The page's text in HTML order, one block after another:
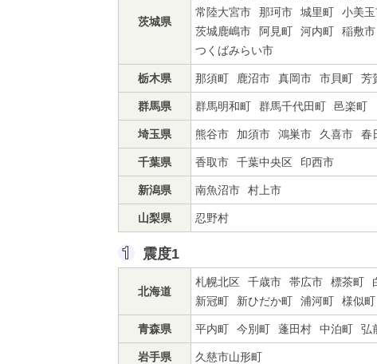
茨城県
常陸大宮市
那珂市 城里町 小美
茨城鹿嶋市
阿見町 河内町 稲敷市
つくばみらい市
栃木県 那須町 鹿沼市 真岡市 市貝町 芳
群馬県 群馬明和町 群馬千代田町 邑楽町
埼玉県 熊谷市 加須市 鴻巣市 久喜市 春
千葉県 香取市 千葉中央区 印西市
新潟県 南魚沼市 村上市
山梨県 忍野村
震度1
北海道
札幌北区 千歳市 帯広市 標茶町
新冠町
新ひだか町 浦河町 様似町
青森県 平内町 今別町 蓬田村 中泊町 弘
岩手県 久慈市山形町